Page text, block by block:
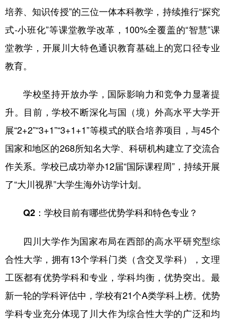
培养、知识传授”的三位一体本科教学，持续推行“探究
式-小班化”等课堂教学改革，100%全覆盖的“智慧”课
堂教学，开展川大特色通识教育基础上的宽口径专业
教育。
学校坚持开放办学，国际影响力和竞争力显著提
升。目前，学校不断深化与国（境）外高水平大学开
展“2+2”“3+1”“3+1+1”等模式的联合培养项目，与45个
国家和地区的268所知名大学、科研机构建立了交流合
作关系。学校已成功举办12届“国际课程周”，持续开展
了“大川视界”大学生海外访学计划。
Q2：学校目前有哪些优势学科和特色专业？
四川大学作为国家布局在西部的高水平研究型综
合性大学，拥有13个学科门类（含交叉学科），文理
工医都有优势学科和专业，学科均衡，优势突出。最
新一轮的学科评估中，学校有21个A类学科上榜。优势
学科专业充分体现了川大作为综合性大学的广泛和均